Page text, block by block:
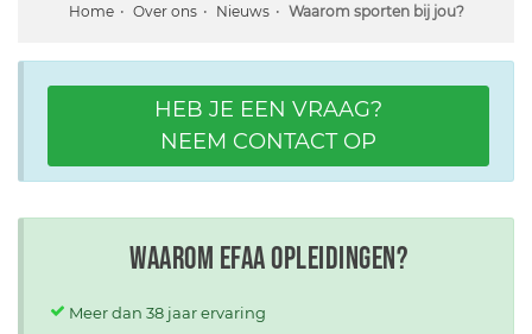
Home Over ons Nieuws Waarom sporten bij jou?
HEB JE EEN VRAAG?
NEEM CONTACT OP
Waarom EFAA opleidingen?
Meer dan 38 jaar ervaring